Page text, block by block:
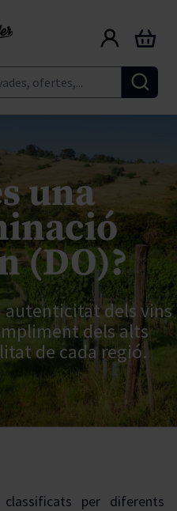
Cart
una
(DO)?
dels vins
dels alts
de cada regió.
per diferents